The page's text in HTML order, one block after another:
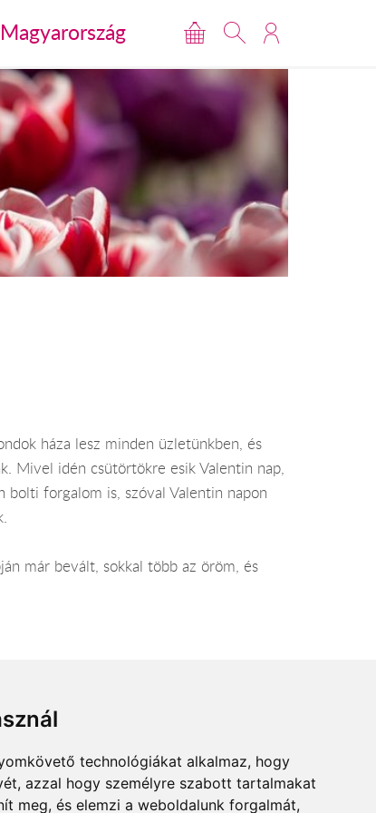
technológiákat alkalmaz, hogy
azzal hogy személyre szabott tartalmakat
meg, és elemzi a weboldalunk forgalmát,
Magyarország
háza lesz minden üzletünkben, és
Mivel idén csütörtökre esik Valentin nap,
forgalom is, szóval Valentin napon
már bevált, sokkal több az öröm, és
tartózkodik (pl: 10-14 óra között).